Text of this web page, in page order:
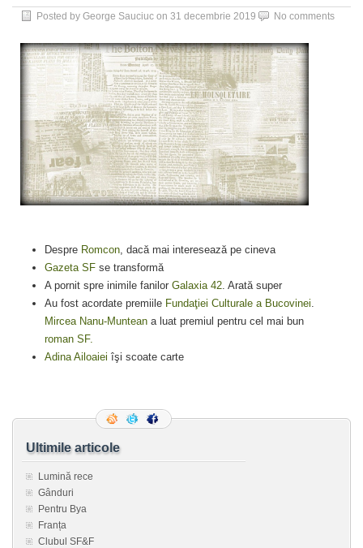
Posted by George Sauciuc on 31 decembrie 2019 No comments
Despre Romcon , dacă mai interesează pe cineva
Gazeta SF se transformă
A pornit spre inimile fanilor Galaxia 42 . Arată super
Au fost acordate premiile Fundaţiei Culturale a Bucovinei
Mircea Nanu-Muntean a luat premiul pentru cel mai bun
roman SF.
Adina Ailoaiei îşi scoate carte
Ultimile articole
Lumină rece
Gânduri
Pentru Bya
Franța
Clubul SF&F